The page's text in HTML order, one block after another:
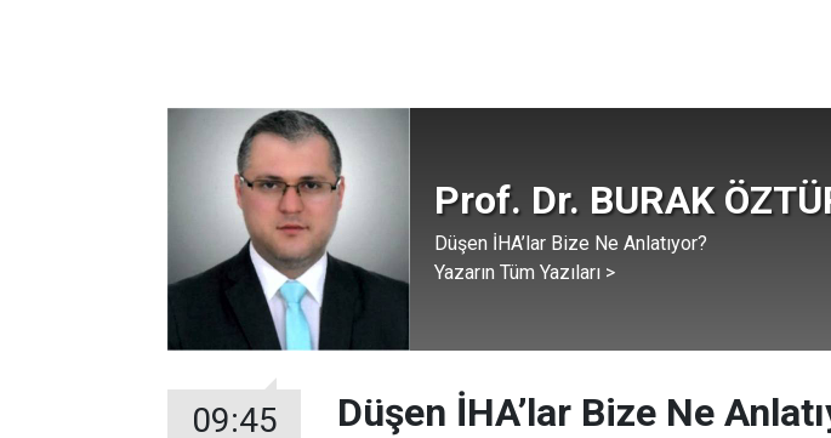
Prof. Dr. BURAK
Düşen İHA’lar Bize Ne Anlatıyor?
Yazarın Tüm Yazıları >
09:45 Düşen İHA’lar Bize Ne